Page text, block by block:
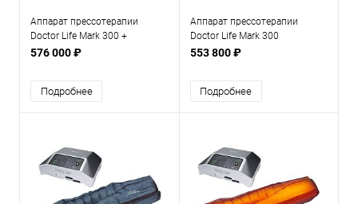
Аппарат прессотерапии
Doctor Life Mark 300 +
комбинезон + инфракрасный
576 000 ₽
Подробнее
Аппарат прессотерапии
Doctor Life Mark 300
раздельная комплектация
553 800 ₽
Подробнее